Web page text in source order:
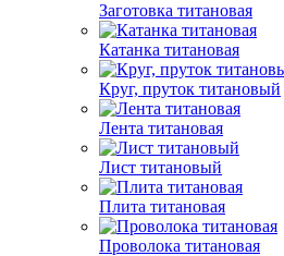
Заготовка титановая
Катанка титановая
Круг, пруток титановый
Лента титановая
Лист титановый
Плита титановая
Проволока титановая